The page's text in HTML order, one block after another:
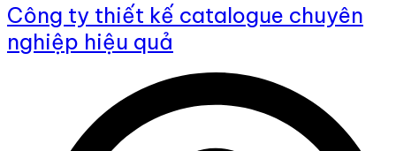
Công ty thiết kế catalogue chuyên
nghiệp hiệu quả